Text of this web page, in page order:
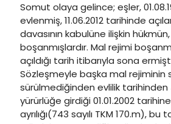
Somut olaya gelince; eşler,
evlenmiş, 11.06.2012 tarihinde
davasının kabulüne ilişkin
boşanmışlardır. Mal rejimi
açıldığı tarih itibarıyla sona
Sözleşmeyle başka mal rejiminin
sürülmediğinden evlilik tarihinden
yürürlüğe girdiği 01.01.2002
ayrılığı(743 sayılı TKM 170.m),